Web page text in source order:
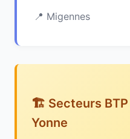
Migennes
🏗️ Secteurs
Yonne